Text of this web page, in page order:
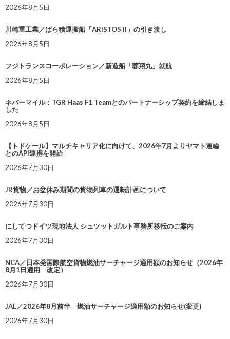
2026年8月5日
川崎重工業／ばら積運搬船「ARISTOS II」の引き渡し
2026年8月5日
フジトランスコーポレーション／新造船「蓉翔丸」就航
2026年8月5日
ネバーマイル：TGR Haas F1 Teamとのパートナーシップ契約を締結しま
した
2026年8月5日
【トドケール】マルチキャリア化に向けて、2026年7月よりヤマト運輸
とのAPI連携を開始
2026年7月30日
JR貨物／お盆休み期間の貨物列車の運転計画について
2026年7月30日
にしてつドイツ現地法人 シュツットガルト事務所移転のご案内
2026年7月30日
NCA／日本発国際航空貨物燃油サーチャージ適用額のお知らせ（2026年
8月1日適用 改定）
2026年7月30日
JAL／2026年8月前半 燃油サーチャージ適用額のお知らせ(変更)
2026年7月30日